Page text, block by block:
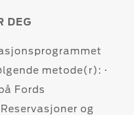
DEG
metode(r): ·
Fords
og